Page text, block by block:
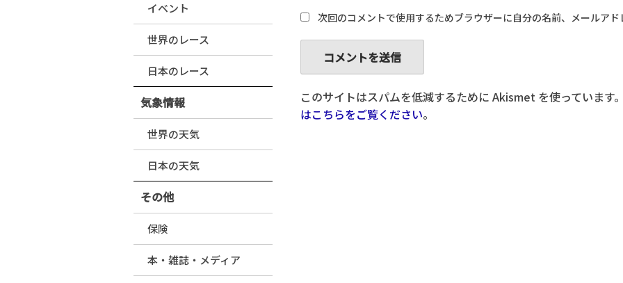
次回のコメントで使用するためブラウザーに自分の名前、メールアド
このサイトはスパムを低減するために Akismet を使っています。
はこちらをご覧ください。
イベント
世界のレース
日本のレース
気象情報
世界の天気
日本の天気
その他
保険
本・雑誌・メディア